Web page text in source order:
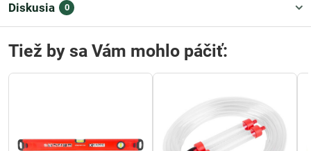
Diskusia 0
Tiež by sa Vám mohlo páčiť: